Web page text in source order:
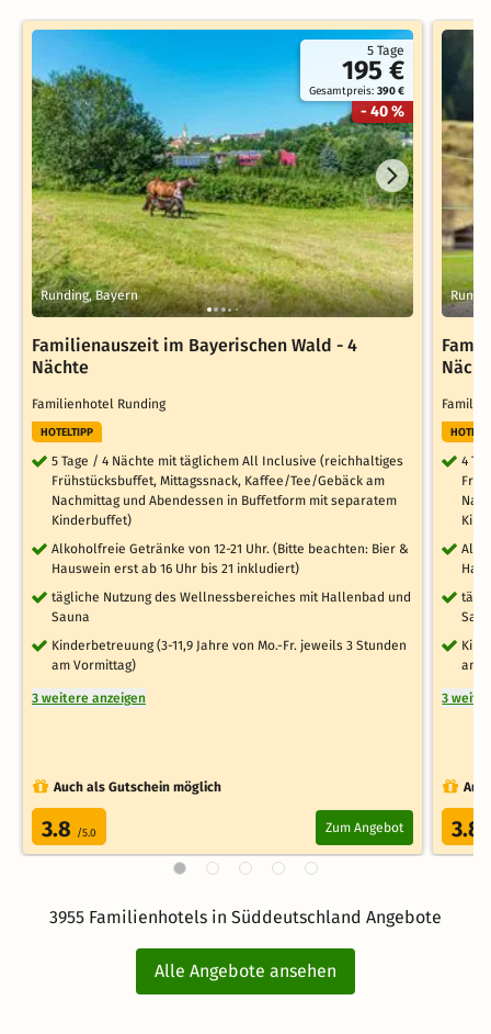
5 Tage
195 €
Gesamtpreis:390 €
- 40 %
Runding, Bayern
Familienauszeit im Bayerischen Wald - 4
Nächte
Familienhotel Runding
HOTELTIPP
5 Tage / 4 Nächte mit täglichem All Inclusive (reichhaltiges
Frühstücksbuffet, Mittagssnack, Kaffee/Tee/Gebäck am
Nachmittag und Abendessen in Buffetform mit separatem
Kinderbuffet)
Alkoholfreie Getränke von 12-21 Uhr. (Bitte beachten: Bier &
Hauswein erst ab 16 Uhr bis 21 inkludiert)
tägliche Nutzung des Wellnessbereiches mit Hallenbad und
Sauna
Kinderbetreuung (3-11,9 Jahre von Mo.-Fr. jeweils 3 Stunden
am Vormittag)
3 weitere anzeigen
Auch als Gutschein möglich
3.8 /5.0 Zum Angebot
4
am
3
3.8
3955 Familienhotels in Süddeutschland Angebote
Alle Angebote ansehen